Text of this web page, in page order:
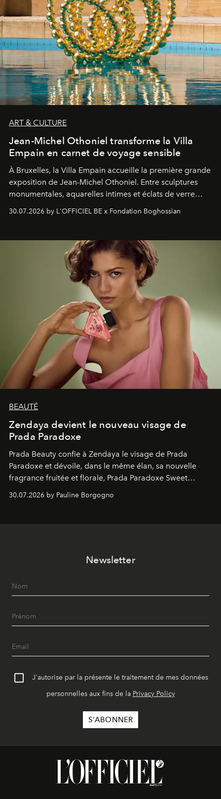
ART & CULTURE
Jean-Michel Othoniel transforme la Villa
Empain en carnet de voyage sensible
À Bruxelles, la Villa Empain accueille la première grande
exposition de Jean-Michel Othoniel. Entre sculptures
monumentales, aquarelles intimes et éclats de verre
soufflé, l’artiste français compose un itinéraire
émotionnel où chaque œuvre devient le souvenir
émerveillement.
30.07.2026 by L'OFFICIEL BE x Fondation Boghossian
BEAUTÉ
Zendaya devient le nouveau visage de
Prada Paradoxe
Prada Beauty confie à Zendaya le visage de Prada
Paradoxe et dévoile, dans le même élan, sa nouvelle
fragrance fruitée et florale, Prada Paradoxe Sweet
Chemistry Eau de Parfum.
30.07.2026 by Pauline Borgogno
Newsletter
J'autorise par la présente le traitement de mes données
personnelles aux fins de la Privacy Policy